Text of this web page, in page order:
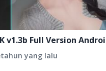
v1.3b Full Version
yang lalu